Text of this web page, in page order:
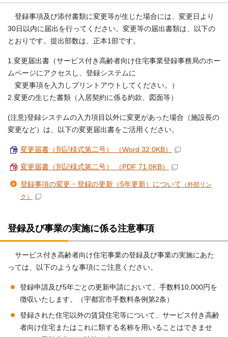
登録事項及び添付書類に変更等が生じた場合には、変更日より
30日以内に届出を行ってください。変更等の届出書類は、以下の
とおりです。提出部数は、正本1部です。
1.変更届出書（サービス付き高齢者向け住宅事業登録事務局のホー
ムページにアクセスし、登録システムに
変更事項を入力しプリントアウトしてください。）
2.変更の生じた書類（入居契約に係る約款、図面等）
(注意)登録システムの入力項目以外に変更があった場合（施設長の
変更など）は、以下の変更届出書をご活用ください。
変更届書（別記様式第二号） （Word 32.0KB）
変更届書（別記様式第二号） （PDF 71.0KB）
登録事項の変更・登録の更新（5年更新）について （外部リン
ク）
登録及び事業の実施に係る注意事項
サービス付き高齢者向け住宅事業の登録及び事業の実施にあた
っては、以下のような事項にご注意ください。
登録申請及び5年ごとの更新申請において、手数料10,000円を
徴収いたします。（宇都宮市手数料条例第2条）
登録された住宅以外の賃貸住宅等について、サービス付き高齢
者向け住宅またはこれに類する名称を用いることはできませ